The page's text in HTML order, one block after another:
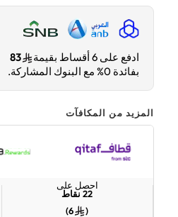
ادفع على 6 أقساط بقيمة
83
بفائدة 0% مع البنوك المشاركة.
المزيد من المكافآت
احصل على
22 نقاط
(
6
)